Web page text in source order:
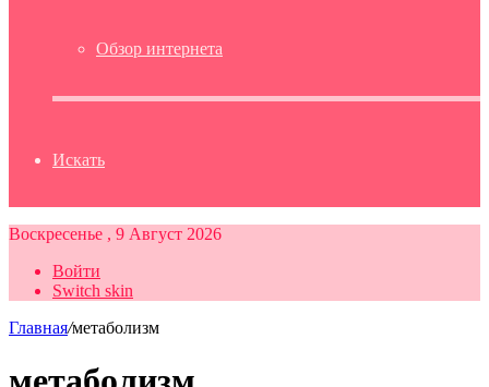
Обзор интернета
Искать
Воскресенье , 9 Август 2026
Войти
Switch skin
Главная/метаболизм